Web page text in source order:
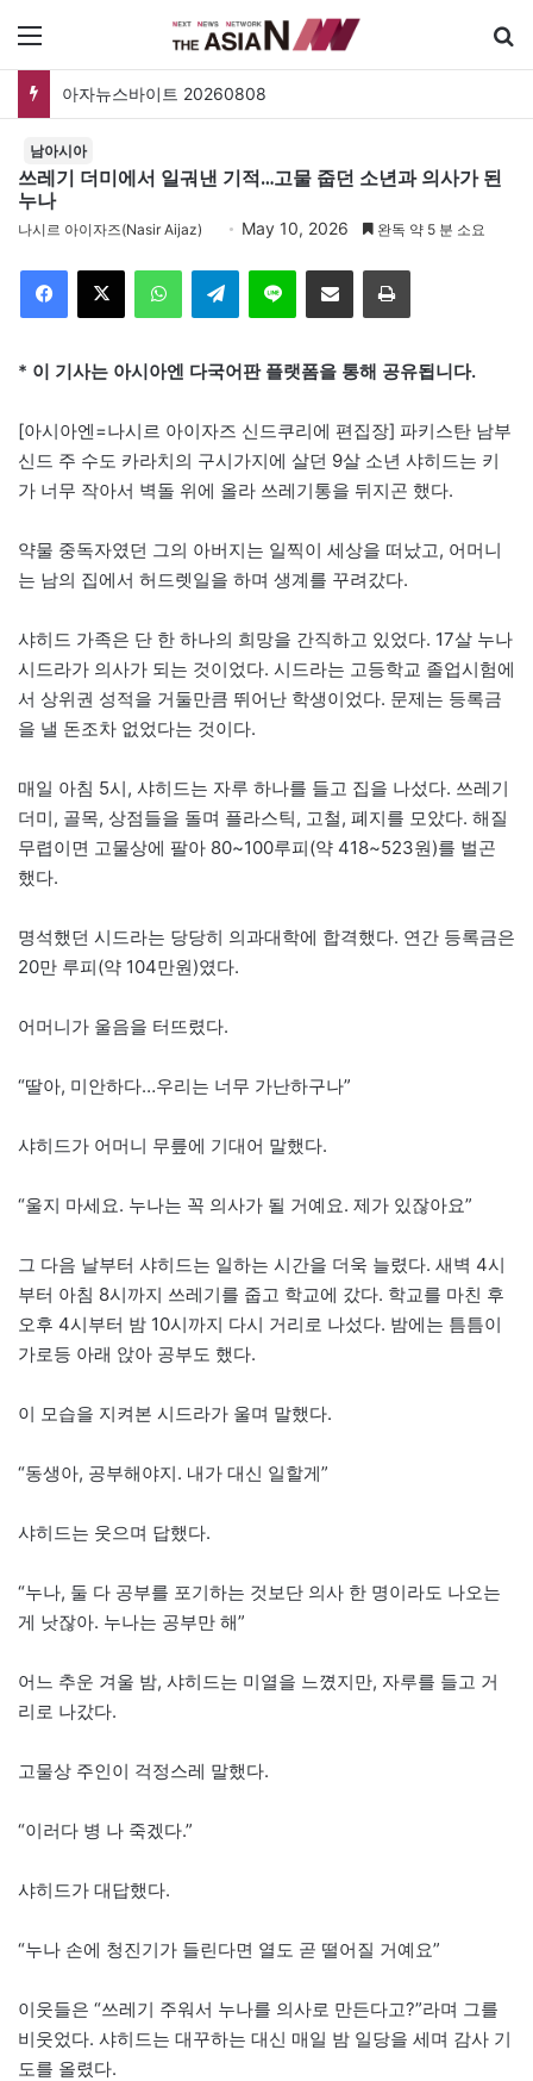
메뉴
아자뉴스바이트 20260808
남아시아
쓰레기 더미에서 일궈낸 기적…고물 줍던 소년과 의사가 된
누나
나시르 아이자즈(Nasir Aijaz) May 10, 2026 완독 약 5 분 소요
Facebook
X WhatsAppTelegramLine 이메일 인쇄
* 이 기사는 아시아엔 다국어판 플랫폼을 통해 공유됩니다.
[아시아엔=나시르 아이자즈 신드쿠리에 편집장] 파키스탄 남부
신드 주 수도 카라치의 구시가지에 살던 9살 소년 샤히드는 키
가 너무 작아서 벽돌 위에 올라 쓰레기통을 뒤지곤 했다.
약물 중독자였던 그의 아버지는 일찍이 세상을 떠났고, 어머니
는 남의 집에서 허드렛일을 하며 생계를 꾸려갔다.
샤히드 가족은 단 한 하나의 희망을 간직하고 있었다. 17살 누나
시드라가 의사가 되는 것이었다. 시드라는 고등학교 졸업시험에
서 상위권 성적을 거둘만큼 뛰어난 학생이었다. 문제는 등록금
을 낼 돈조차 없었다는 것이다.
매일 아침 5시, 샤히드는 자루 하나를 들고 집을 나섰다. 쓰레기
더미, 골목, 상점들을 돌며 플라스틱, 고철, 폐지를 모았다. 해질
무렵이면 고물상에 팔아 80~100루피(약 418~523원)를 벌곤
했다.
명석했던 시드라는 당당히 의과대학에 합격했다. 연간 등록금은
20만 루피(약 104만원)였다.
어머니가 울음을 터뜨렸다.
“딸아, 미안하다…우리는 너무 가난하구나”
샤히드가 어머니 무릎에 기대어 말했다.
“울지 마세요. 누나는 꼭 의사가 될 거예요. 제가 있잖아요”
그 다음 날부터 샤히드는 일하는 시간을 더욱 늘렸다. 새벽 4시
부터 아침 8시까지 쓰레기를 줍고 학교에 갔다. 학교를 마친 후
오후 4시부터 밤 10시까지 다시 거리로 나섰다. 밤에는 틈틈이
가로등 아래 앉아 공부도 했다.
이 모습을 지켜본 시드라가 울며 말했다.
“동생아, 공부해야지. 내가 대신 일할게”
샤히드는 웃으며 답했다.
“누나, 둘 다 공부를 포기하는 것보단 의사 한 명이라도 나오는
게 낫잖아. 누나는 공부만 해”
어느 추운 겨울 밤, 샤히드는 미열을 느꼈지만, 자루를 들고 거
리로 나갔다.
고물상 주인이 걱정스레 말했다.
“이러다 병 나 죽겠다.”
샤히드가 대답했다.
“누나 손에 청진기가 들린다면 열도 곧 떨어질 거예요”
이웃들은 “쓰레기 주워서 누나를 의사로 만든다고?”라며 그를
비웃었다. 샤히드는 대꾸하는 대신 매일 밤 일당을 세며 감사 기
도를 올렸다.